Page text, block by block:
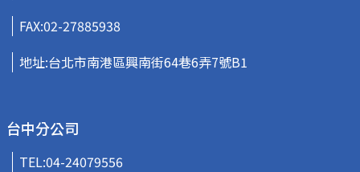
FAX:02-27885938
地址:台北市南港區興南街64巷6弄7號B1
台中分公司
TEL:04-24079556